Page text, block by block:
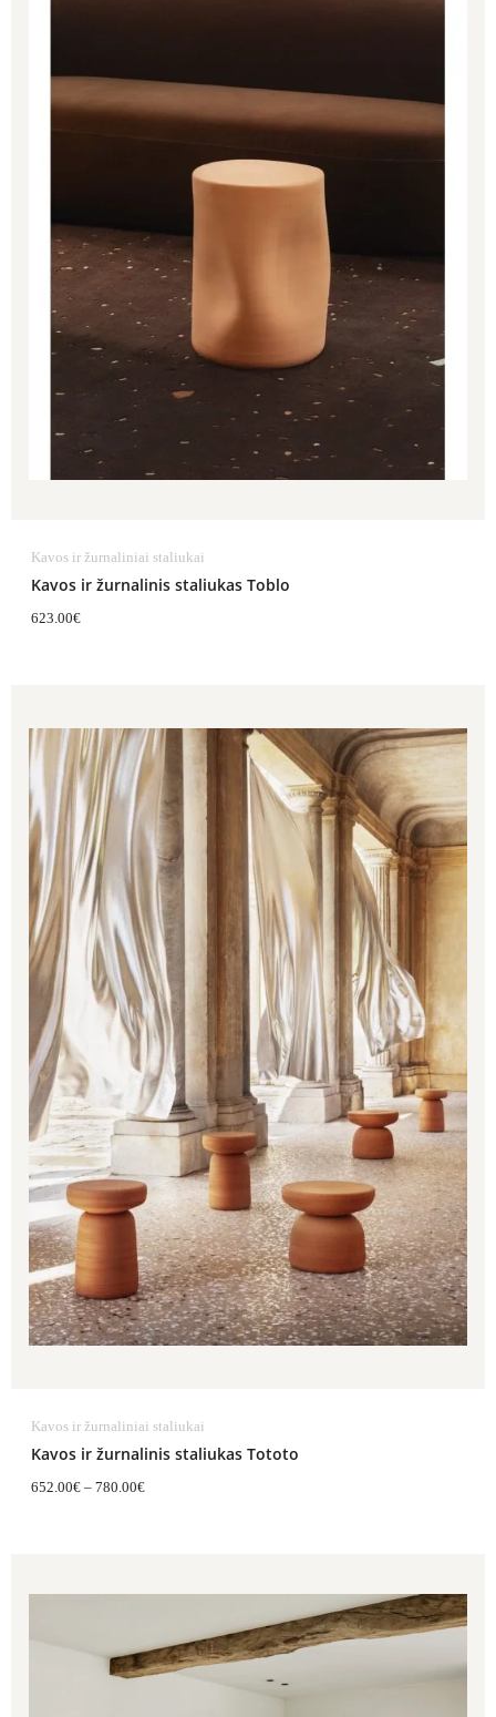
Kavos ir žurnaliniai staliukai
Kavos ir žurnalinis staliukas Toblo
623.00€
Kavos ir žurnaliniai staliukai
Kavos ir žurnalinis staliukas Tototo
652.00€ – 780.00€
652.00€
through
780.00€